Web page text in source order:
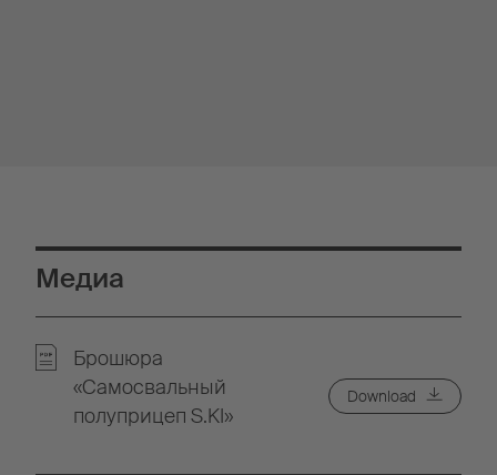
Медиа
Брошюра
«Самосвальный
полуприцеп S.KI»
Download